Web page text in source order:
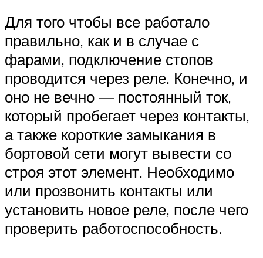
Для того чтобы все работало
правильно, как и в случае с
фарами, подключение стопов
проводится через реле. Конечно, и
оно не вечно — постоянный ток,
который пробегает через контакты,
а также короткие замыкания в
бортовой сети могут вывести со
строя этот элемент. Необходимо
или прозвонить контакты или
установить новое реле, после чего
проверить работоспособность.